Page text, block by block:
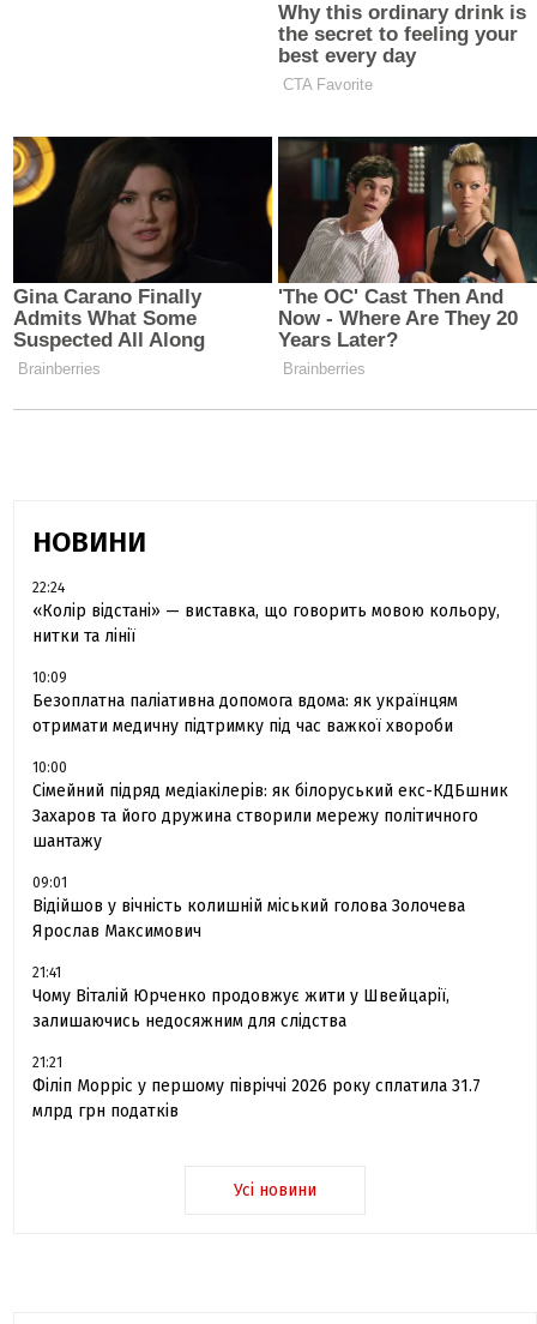
НОВИНИ
22:24
«Колір відстані» — виставка, що говорить мовою кольору,
нитки та лінії
10:09
Безоплатна паліативна допомога вдома: як українцям
отримати медичну підтримку під час важкої хвороби
10:00
Сімейний підряд медіакілерів: як білоруський екс-КДБшник
Захаров та його дружина створили мережу політичного
шантажу
09:01
Відійшов у вічність колишній міський голова Золочева
Ярослав Максимович
21:41
Чому Віталій Юрченко продовжує жити у Швейцарії,
залишаючись недосяжним для слідства
21:21
Філіп Морріс у першому півріччі 2026 року сплатила 31.7
млрд грн податків
Усі новини